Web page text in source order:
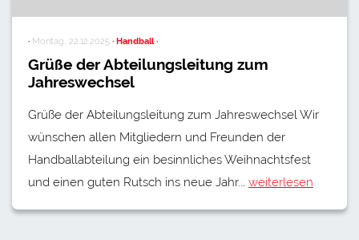
· Montag, 22.12.2025 · Handball ·
Grüße der Abteilungsleitung zum
Jahreswechsel
Grüße der Abteilungsleitung zum Jahreswechsel Wir
wünschen allen Mitgliedern und Freunden der
Handballabteilung ein besinnliches Weihnachtsfest
und einen guten Rutsch ins neue Jahr.… weiterlesen